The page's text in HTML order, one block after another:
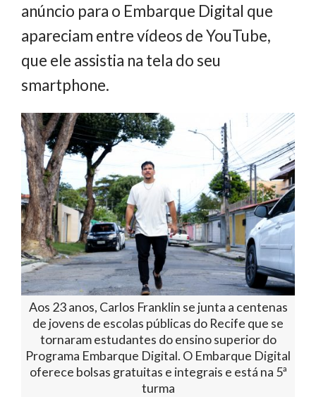
anúncio para o Embarque Digital que
apareciam entre vídeos de YouTube,
que ele assistia na tela do seu
smartphone.
Aos 23 anos, Carlos Franklin se junta a centenas
de jovens de escolas públicas do Recife que se
tornaram estudantes do ensino superior do
Programa Embarque Digital. O Embarque Digital
oferece bolsas gratuitas e integrais e está na 5ª
turma